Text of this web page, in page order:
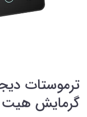
ترموستات
گرمایش